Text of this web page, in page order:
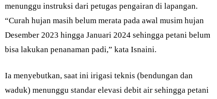
menunggu instruksi dari petugas pengairan di lapangan.
“Curah hujan masih belum merata pada awal musim hujan
Desember 2023 hingga Januari 2024 sehingga petani belum
bisa lakukan penanaman padi,” kata Isnaini.
Ia menyebutkan, saat ini irigasi teknis (bendungan dan
waduk) menunggu standar elevasi debit air sehingga petani